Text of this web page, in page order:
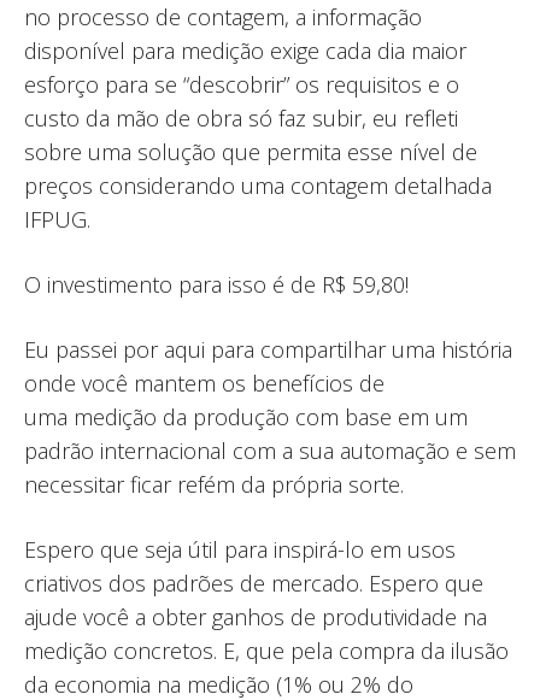
no processo de contagem, a informação
disponível para medição exige cada dia maior
esforço para se “descobrir” os requisitos e o
custo da mão de obra só faz subir, eu refleti
sobre uma solução que permita esse nível de
preços considerando uma contagem detalhada
IFPUG.
O investimento para isso é de R$ 59,80!
Eu passei por aqui para compartilhar uma história
onde você mantem os benefícios de
uma medição da produção com base em um
padrão internacional com a sua automação e sem
necessitar ficar refém da própria sorte.
Espero que seja útil para inspirá-lo em usos
criativos dos padrões de mercado. Espero que
ajude você a obter ganhos de produtividade na
medição concretos. E, que pela compra da ilusão
da economia na medição (1% ou 2% do